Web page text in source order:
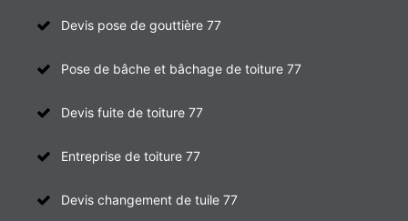
Devis pose de gouttière 77
Pose de bâche et bâchage de toiture 77
Devis fuite de toiture 77
Entreprise de toiture 77
Devis changement de tuile 77